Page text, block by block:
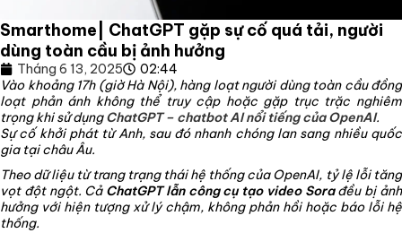
Smarthome| ChatGPT gặp sự cố quá tải, người
dùng toàn cầu bị ảnh hưởng
Tháng 6 13, 2025
02:44
Vào khoảng 17h (giờ Hà Nội), hàng loạt người dùng toàn cầu đồng
loạt phản ánh không thể truy cập hoặc gặp trục trặc nghiêm
trọng khi sử dụngChatGPT – chatbot AI nổi tiếng của OpenAI.
Sự cố khởi phát từ Anh, sau đó nhanh chóng lan sang nhiều quốc
gia tại châu Âu.
Theo dữ liệu từ trang trạng thái hệ thống của OpenAI, tỷ lệ lỗi tăng
vọt đột ngột. Cả ChatGPT lẫn công cụ tạo video Sorađều bị ảnh
hưởng với hiện tượng xử lý chậm, không phản hồi hoặc báo lỗi hệ
thống.